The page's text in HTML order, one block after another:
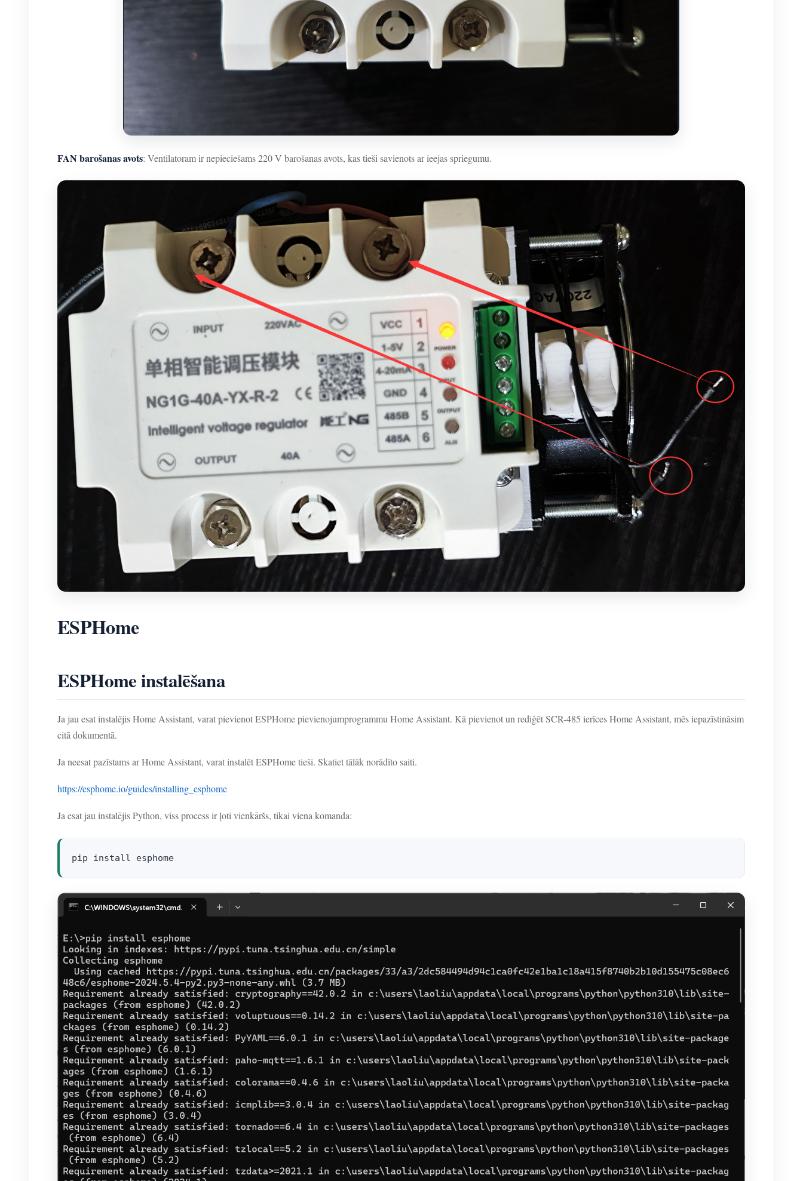
FAN barošanas avots: Ventilatoram ir nepieciešams 220 V barošanas avots, kas tieši savienots ar ieejas spriegumu.
ESPHome
ESPHome instalēšana
Ja jau esat instalējis Home Assistant, varat pievienot ESPHome pievienojumprogrammu Home Assistant. Kā pievienot un rediģēt SCR-485 ierīces Home Assistant, mēs iepazīstināsim
citā dokumentā.
Ja neesat pazīstams ar Home Assistant, varat instalēt ESPHome tieši. Skatiet tālāk norādīto saiti.
https://esphome.io/guides/installing_esphome
Ja esat jau instalējis Python, viss process ir ļoti vienkāršs, tikai viena komanda:
pip install esphome